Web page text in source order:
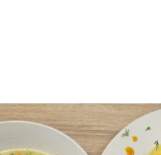
obiad
07
03-08-2026
śniadanie
2026-08-07
31-
